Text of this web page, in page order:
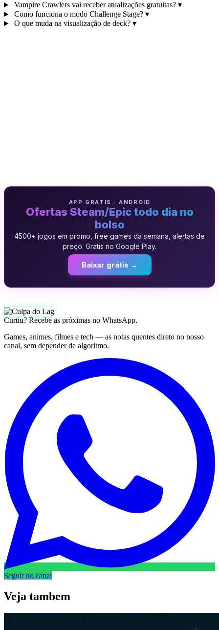
Vampire Crawlers vai receber atualizações gratuitas? ▾
Como funciona o modo Challenge Stage? ▾
O que muda na visualização de deck? ▾
APP GRATIS · ANDROID
Ofertas Steam/Epic todo dia no
bolso
4500+ jogos em promo, free games da semana, alertas de
preço. Grátis no Google Play.
Baixar grátis →
Curtiu? Recebe as próximas no WhatsApp.
Games, animes, filmes e tech — as notas quentes direto no nosso
canal, sem depender de algoritmo.
Seguir no canal
Veja tambem